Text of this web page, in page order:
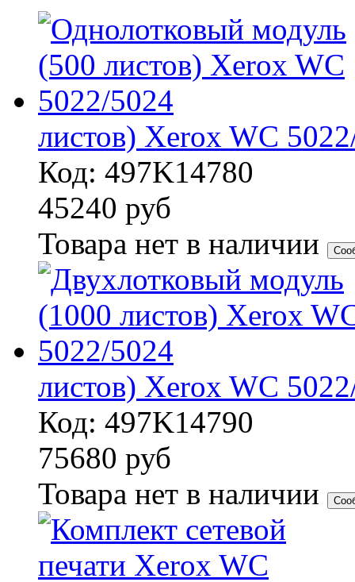
листов) Xerox WC
Код: 497K14780
45240 руб
Товара нет в наличии
листов) Xerox WC
Код: 497K14790
75680 руб
Товара нет в наличии